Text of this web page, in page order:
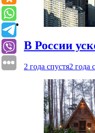
В России
2 года спустя2 года